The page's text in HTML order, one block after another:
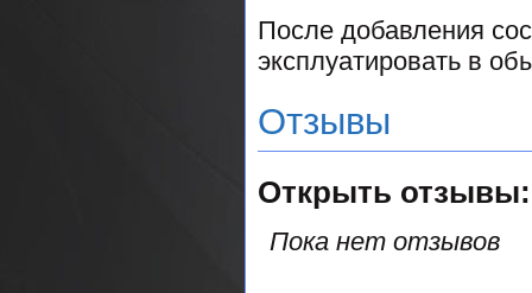
После добавления
эксплуатировать в
Отзывы
Открыть
Пока нет отзывов